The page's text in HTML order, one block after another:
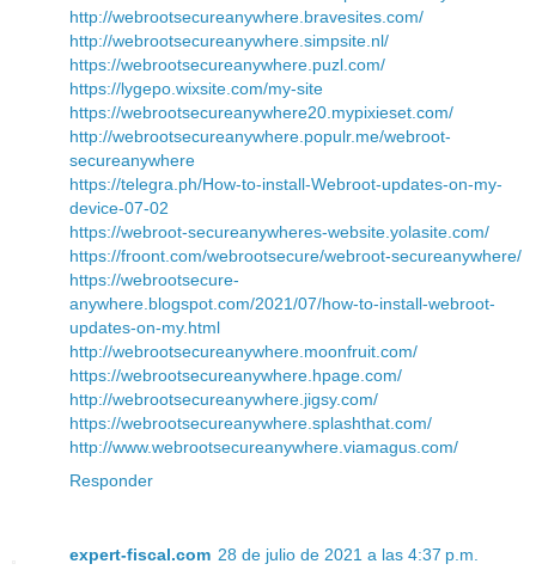
http://webrootsecureanywhere.bravesites.com/
http://webrootsecureanywhere.simpsite.nl/
https://webrootsecureanywhere.puzl.com/
https://lygepo.wixsite.com/my-site
https://webrootsecureanywhere20.mypixieset.com/
http://webrootsecureanywhere.populr.me/webroot-
secureanywhere
https://telegra.ph/How-to-install-Webroot-updates-on-my-
device-07-02
https://webroot-secureanywheres-website.yolasite.com/
https://froont.com/webrootsecure/webroot-secureanywhere/
https://webrootsecure-
anywhere.blogspot.com/2021/07/how-to-install-webroot-
updates-on-my.html
http://webrootsecureanywhere.moonfruit.com/
https://webrootsecureanywhere.hpage.com/
http://webrootsecureanywhere.jigsy.com/
https://webrootsecureanywhere.splashthat.com/
http://www.webrootsecureanywhere.viamagus.com/
Responder
expert-fiscal.com 28 de julio de 2021 a las 4:37 p.m.